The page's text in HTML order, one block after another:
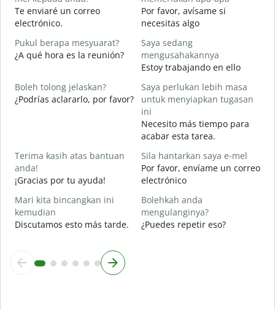
Te enviaré un correo
electrónico.
Por favor, avísame si
necesitas algo
Pukul berapa mesyuarat?
¿A qué hora es la reunión?
Saya sedang
mengusahakannya
Estoy trabajando en ello
Boleh tolong jelaskan?
¿Podrías aclararlo, por favor?
Saya perlukan lebih masa
untuk menyiapkan tugasan
ini
Necesito más tiempo para
acabar esta tarea.
Terima kasih atas bantuan
anda!
¡Gracias por tu ayuda!
Sila hantarkan saya e-mel
Por favor, envíame un correo
electrónico
Mari kita bincangkan ini
kemudian
Discutamos esto más tarde.
Bolehkah anda
mengulanginya?
¿Puedes repetir eso?